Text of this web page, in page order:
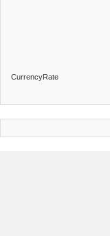
CurrencyRate